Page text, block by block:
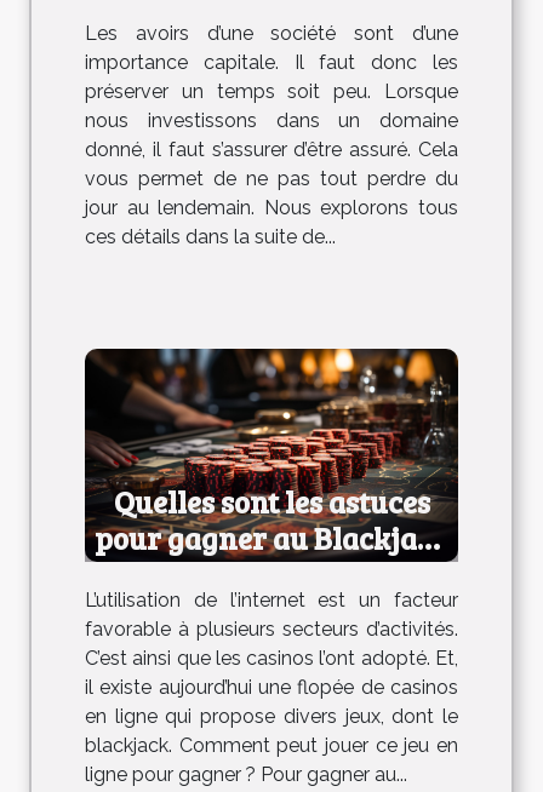
Les avoirs d’une société sont d’une
importance capitale. Il faut donc les
préserver un temps soit peu. Lorsque
nous investissons dans un domaine
donné, il faut s’assurer d’être assuré. Cela
vous permet de ne pas tout perdre du
jour au lendemain. Nous explorons tous
ces détails dans la suite de...
Quelles sont les astuces
pour gagner au Blackjack
en ligne ?
L’utilisation de l’internet est un facteur
favorable à plusieurs secteurs d’activités.
C’est ainsi que les casinos l’ont adopté. Et,
il existe aujourd’hui une flopée de casinos
en ligne qui propose divers jeux, dont le
blackjack. Comment peut jouer ce jeu en
ligne pour gagner ? Pour gagner au...